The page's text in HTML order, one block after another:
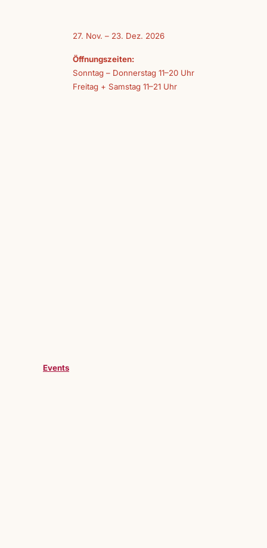
27. Nov. – 23. Dez. 2026
Öffnungszeiten:
Sonntag – Donnerstag 11–20 Uhr
Freitag + Samstag 11–21 Uhr
Events